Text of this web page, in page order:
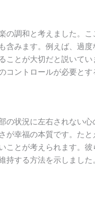
の調和と考えました。
含みます。例えば、過
ことが大切だと説いて
コントロールが必要とす
の状況に左右されない
が幸福の本質です。た
ことが考えられます。
持する方法を示しました。